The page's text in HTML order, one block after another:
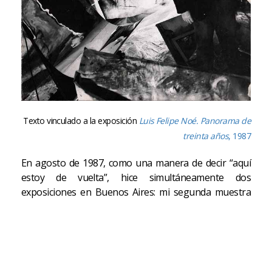
Texto vinculado a la exposición Luis Felipe Noé. Panorama de
treinta años, 1987
En agosto de 1987, como una manera de decir “aquí
estoy de vuelta”, hice simultáneamente dos
exposiciones en Buenos Aires: mi segunda muestra